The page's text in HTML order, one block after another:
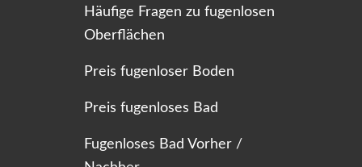
Häufige Fragen zu fugenlosen
Oberflächen
Preis fugenloser Boden
Preis fugenloses Bad
Fugenloses Bad Vorher /